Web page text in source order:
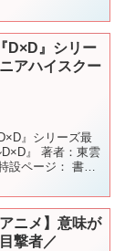
D×D』シリー
アハイスクー
』シリーズ最
』 著者：東雲
設ページ： 書籍
ニメ】意味が
撃者／